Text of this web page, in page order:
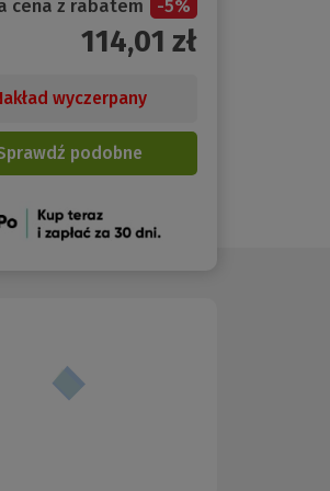
cena z rabatem -5%
114,01 zł
wyczerpany
podobne